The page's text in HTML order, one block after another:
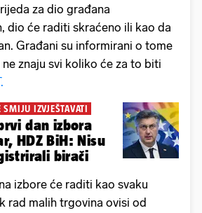
za dio građana
dio će raditi skraćeno ili kao da
Građani su informirani o tome
znaju svi koliko će za to biti
IZVJEŠTAVATI
dan izbora
HDZ BiH: Nisu
birači
izbore će raditi kao svaku
rad malih trgovina ovisi od